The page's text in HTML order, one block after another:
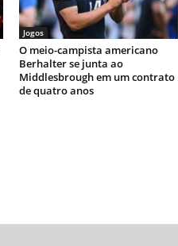
Jogos
O meio-campista americano
Berhalter se junta ao
Middlesbrough em um contrato
de quatro anos